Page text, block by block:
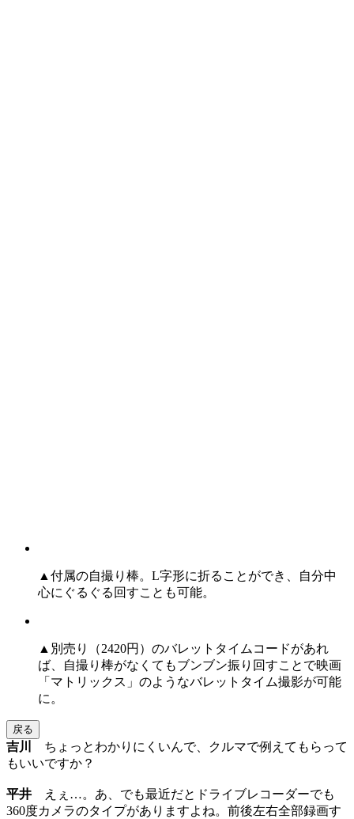
▲付属の自撮り棒。L字形に折ることができ、自分中
心にぐるぐる回すことも可能。
▲別売り（2420円）のバレットタイムコードがあれ
ば、自撮り棒がなくてもブンブン振り回すことで映画
「マトリックス」のようなバレットタイム撮影が可能
に。
戻る
吉川
ちょっとわかりにくいんで、クルマで例えてもらって
もいいですか？
平井 えぇ…。あ、でも最近だとドライブレコーダーでも
360度カメラのタイプがありますよね。前後左右全部録画す